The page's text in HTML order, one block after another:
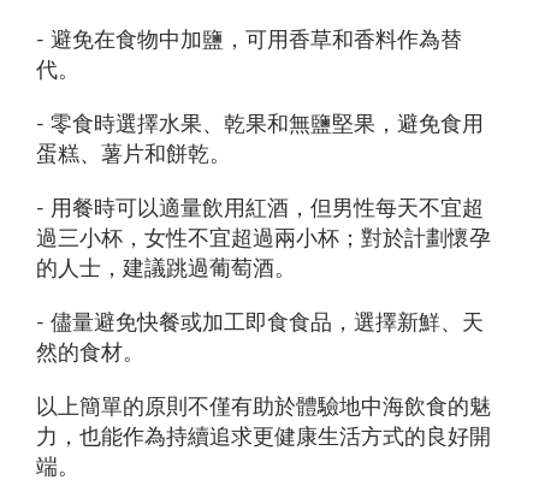
- 避免在食物中加鹽，可用香草和香料作為替
代。
- 零食時選擇水果、乾果和無鹽堅果，避免食用
蛋糕、薯片和餅乾。
- 用餐時可以適量飲用紅酒，但男性每天不宜超
過三小杯，女性不宜超過兩小杯；對於計劃懷孕
的人士，建議跳過葡萄酒。
- 儘量避免快餐或加工即食食品，選擇新鮮、天
然的食材。
以上簡單的原則不僅有助於體驗地中海飲食的魅
力，也能作為持續追求更健康生活方式的良好開
端。